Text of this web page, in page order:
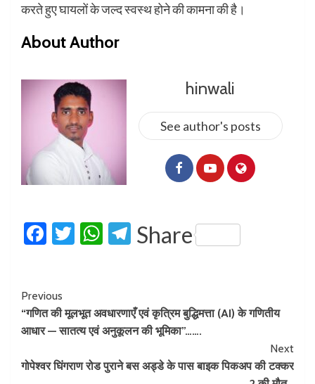
करते हुए घायलों के जल्द स्वस्थ होने की कामना की है।
About Author
hinwali
See author's posts
Facebook
Twitter
WhatsApp
Telegram
Share
Previous
“गणित की मूलभूत अवधारणाएँ एवं कृत्रिम बुद्धिमत्ता (AI) के गणितीय
आधार — सातत्य एवं अनुकूलन की भूमिका”…….
Next
गोपेश्वर घिंगराण रोड पुराने बस अड्डे के पास बाइक पिकअप की टक्कर